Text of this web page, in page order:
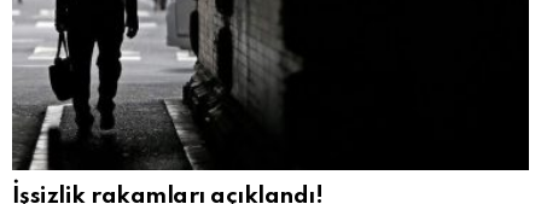
İşsizlik rakamları açıklandı!